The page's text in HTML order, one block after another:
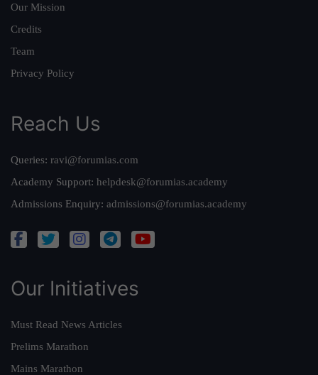
Our Mission
Credits
Team
Privacy Policy
Reach Us
Queries: ravi@forumias.com
Academy Support: helpdesk@forumias.academy
Admissions Enquiry: admissions@forumias.academy
Our Initiatives
Must Read News Articles
Prelims Marathon
Mains Marathon